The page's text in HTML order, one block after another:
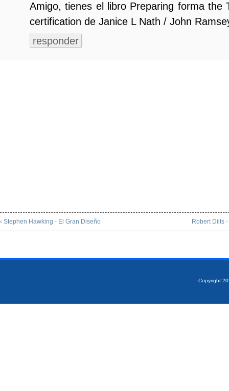
Amigo, tienes el libro Preparing forma the
certification de Janice L Nath / John
responder
‹ Stephen Hawking - El Gran Diseño Robert Dilts
Copyright